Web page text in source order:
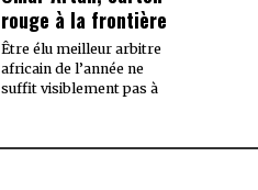
rouge à la frontière
Être élu meilleur arbitre
africain de l’année ne
suffit visiblement pas à